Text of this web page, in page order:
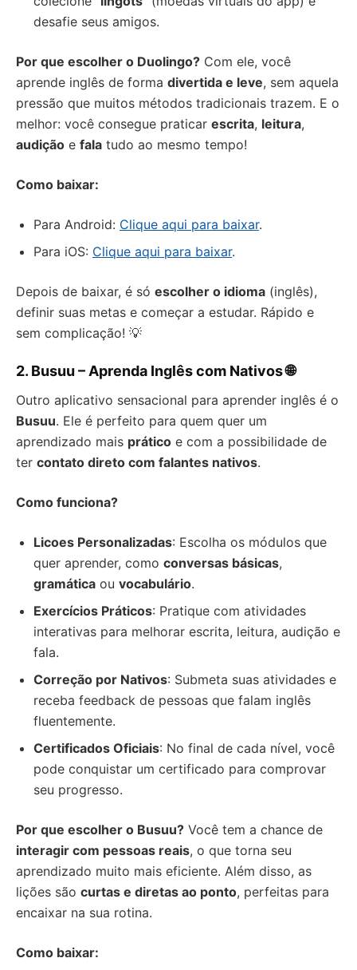
desafie seus amigos.
Por que escolher o Duolingo? Com ele, você
aprende inglês de forma divertida e leve, sem aquela
pressão que muitos métodos tradicionais trazem. E o
melhor: você consegue praticar escrita, leitura,
audição e fala tudo ao mesmo tempo!
Como baixar:
Para Android: Clique aqui para baixar.
Para iOS: Clique aqui para baixar.
Depois de baixar, é só escolher o idioma (inglês),
definir suas metas e começar a estudar. Rápido e
sem complicação! 💡
2. Busuu – Aprenda Inglês com Nativos 🌐
Outro aplicativo sensacional para aprender inglês é o
Busuu. Ele é perfeito para quem quer um
aprendizado mais prático e com a possibilidade de
ter contato direto com falantes nativos.
Como funciona?
Licoes Personalizadas: Escolha os módulos que
quer aprender, como conversas básicas,
gramática ou vocabulário.
Exercícios Práticos: Pratique com atividades
interativas para melhorar escrita, leitura, audição e
fala.
Correção por Nativos: Submeta suas atividades e
receba feedback de pessoas que falam inglês
fluentemente.
Certificados Oficiais: No final de cada nível, você
pode conquistar um certificado para comprovar
seu progresso.
Por que escolher o Busuu? Você tem a chance de
interagir com pessoas reais, o que torna seu
aprendizado muito mais eficiente. Além disso, as
lições são curtas e diretas ao ponto, perfeitas para
encaixar na sua rotina.
Como baixar: